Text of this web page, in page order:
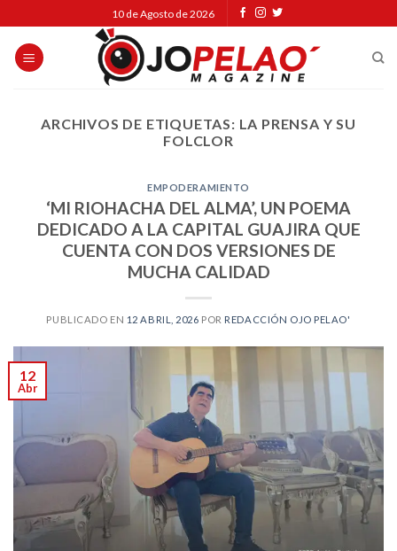
to
content
10 de Agosto de 2026
ARCHIVOS DE ETIQUETAS: LA PRENSA Y SU
FOLCLOR
EMPODERAMIENTO
‘MI RIOHACHA DEL ALMA’, UN POEMA
DEDICADO A LA CAPITAL GUAJIRA QUE
CUENTA CON DOS VERSIONES DE
MUCHA CALIDAD
PUBLICADO EN 12 ABRIL, 2026 POR REDACCIÓN OJO PELAO'
12
Abr